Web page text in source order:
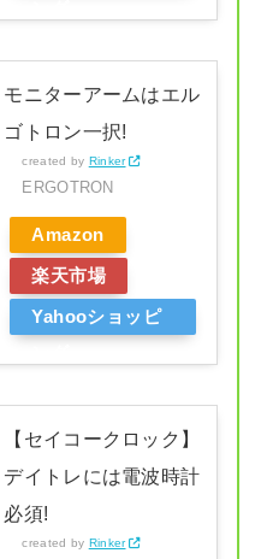
モニターアームはエル
ゴトロン一択!
created by Rinker
ERGOTRON
Amazon
楽天市場
Yahooショッピ
【セイコークロック】
デイトレには電波時計
必須!
created by Rinker